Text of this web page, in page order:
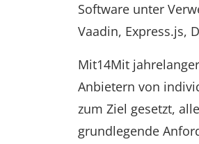
Software unter
Vaadin, Express.js,
Mit14Mit
Anbietern von
zum Ziel gesetzt,
grundlegende